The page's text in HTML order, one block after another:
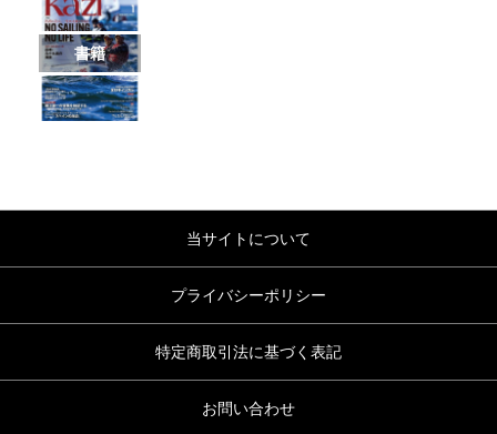
書籍
当サイトについて
プライバシーポリシー
特定商取引法に基づく表記
お問い合わせ